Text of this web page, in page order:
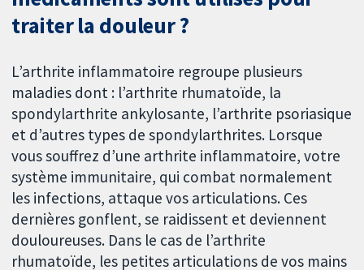
traiter la douleur ?
L’arthrite inflammatoire regroupe plusieurs
maladies dont : l’arthrite rhumatoïde, la
spondylarthrite ankylosante, l’arthrite psoriasique
et d’autres types de spondylarthrites. Lorsque
vous souffrez d’une arthrite inflammatoire, votre
système immunitaire, qui combat normalement
les infections, attaque vos articulations. Ces
dernières gonflent, se raidissent et deviennent
douloureuses. Dans le cas de l’arthrite
rhumatoïde, les petites articulations de vos mains